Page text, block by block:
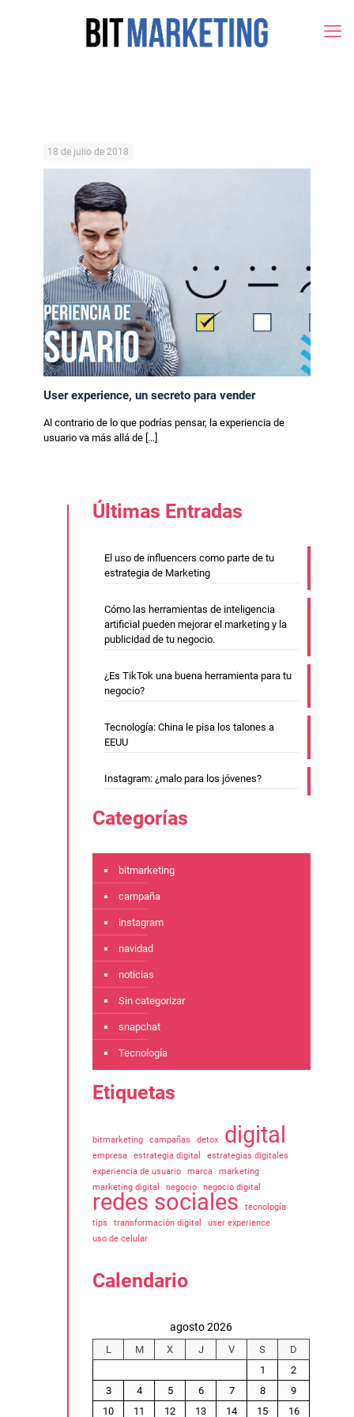
18 de julio de 2018
User experience, un secreto para vender
Al contrario de lo que podrías pensar, la experiencia de
usuario va más allá de […]
Últimas Entradas
El uso de influencers como parte de tu
estrategia de Marketing
Cómo las herramientas de inteligencia
artificial pueden mejorar el marketing y la
publicidad de tu negocio.
¿Es TikTok una buena herramienta para tu
negocio?
Tecnología: China le pisa los talones a
EEUU
Instagram: ¿malo para los jóvenes?
Categorías
bitmarketing
campaña
instagram
navidad
noticias
Sin categorizar
snapchat
Tecnología
Etiquetas
bitmarketing campañas detox digital
empresa estrategia digital
estrategias digitales
experiencia de usuario
marca
marketing
marketing digital
negocio negocio digital
redes sociales
tecnología
tips
transformación digital
user experience
uso de celular
Calendario
agosto 2026
L M X J V S
D
1
2
3
4 5 6 7 8
9
10
11 12 13 14 15 16